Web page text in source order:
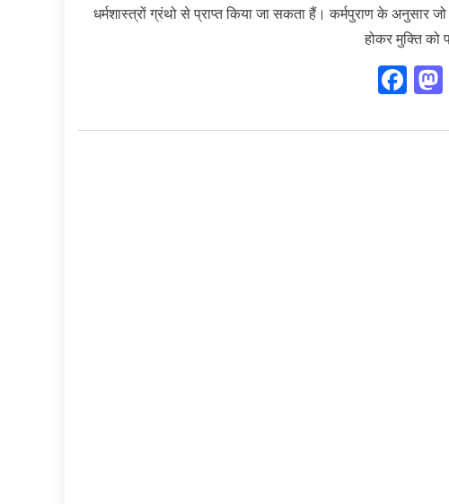
धर्मशास्त्रों ग्रंथो से प्राप्त किया जा सकता हैं। कर्मपुराण के अनुसार
होकर मुक्ति को